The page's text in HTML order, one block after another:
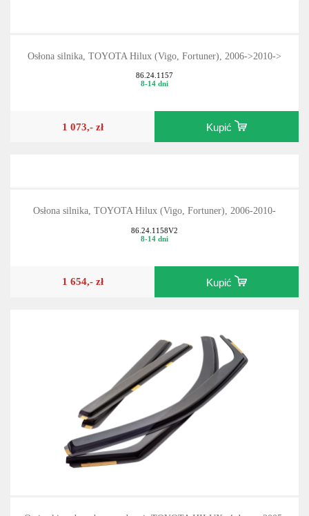
Osłona silnika, TOYOTA Hilux (Vigo, Fortuner), 2006->2010->
86.24.1157
8-14 dni
1 073,- zł Kupić
Osłona silnika, TOYOTA Hilux (Vigo, Fortuner), 2006-2010-
86.24.1158V2
8-14 dni
1 654,- zł Kupić